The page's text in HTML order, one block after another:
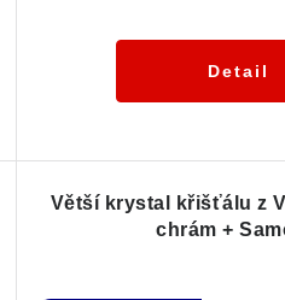
Detail
Větší krystal křišťálu z
chrám +